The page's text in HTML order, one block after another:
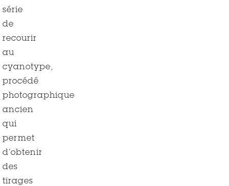
série
de
recourir
au
cyanotype,
procédé
photographique
ancien
qui
permet
d’obtenir
des
tirages